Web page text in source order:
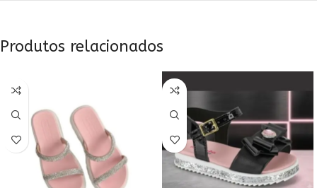
Produtos relacionados